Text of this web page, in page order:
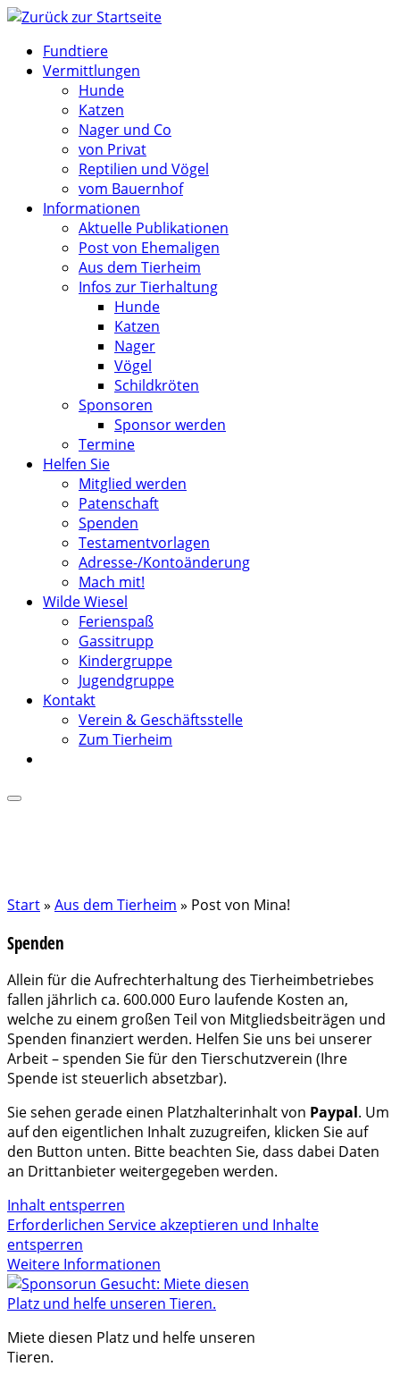
Zum
springenFundtiere
Vermittlungen
Hunde
Katzen
Nager und Co
von Privat
Reptilien und Vögel
vom Bauernhof
Informationen
Aktuelle Publikationen
Post von Ehemaligen
Aus dem Tierheim
Infos zur Tierhaltung
Hunde
Katzen
Nager
Vögel
Schildkröten
Sponsoren
Sponsor werden
Termine
Helfen Sie
Mitglied werden
Patenschaft
Spenden
Testamentvorlagen
Adresse-/Kontoänderung
Mach mit!
Wilde Wiesel
Ferienspaß
Gassitrupp
Kindergruppe
Jugendgruppe
Kontakt
Verein & Geschäftsstelle
Zum Tierheim
Start» Aus dem Tierheim » Post von Mina!
Spenden
Allein für die Aufrechterhaltung des Tierheimbetriebes
fallen jährlich ca. 600.000 Euro laufende Kosten an,
welche zu einem großen Teil von Mitgliedsbeiträgen und
Spenden finanziert werden. Helfen Sie uns bei unserer
Arbeit – spenden Sie für den Tierschutzverein (Ihre
Spende ist steuerlich absetzbar).
Sie sehen gerade einen Platzhalterinhalt von Paypal. Um
auf den eigentlichen Inhalt zuzugreifen, klicken Sie auf
den Button unten. Bitte beachten Sie, dass dabei Daten
an Drittanbieter weitergegeben werden.
Inhalt entsperren
Erforderlichen Service akzeptieren und Inhalte
entsperren
Weitere Informationen
Miete diesen Platz und helfe unseren
Tieren.